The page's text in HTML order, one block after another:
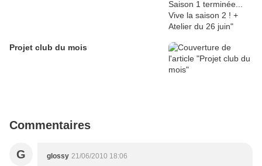
Projet club du mois
Commentaires
G glossy 21/06/2010 18:06